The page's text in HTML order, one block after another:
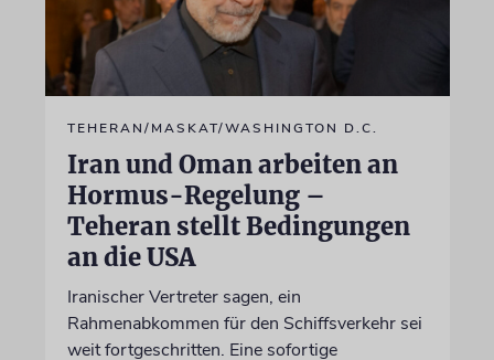
TEHERAN/MASKAT/WASHINGTON D.C.
Iran und Oman arbeiten an
Hormus-Regelung –
Teheran stellt Bedingungen
an die USA
Iranischer Vertreter sagen, ein
Rahmenabkommen für den Schiffsverkehr sei
weit fortgeschritten. Eine sofortige